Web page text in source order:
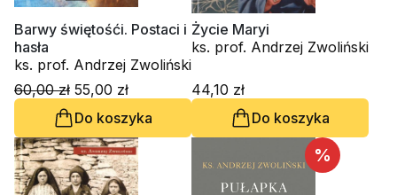
Barwy świętośći. Postaci i
hasła
ks. prof. Andrzej Zwoliński
60,00 zł 55,00 zł
Do koszyka
Życie Maryi
ks. prof. Andrzej Zwoliński
44,10 zł
Do koszyka
%